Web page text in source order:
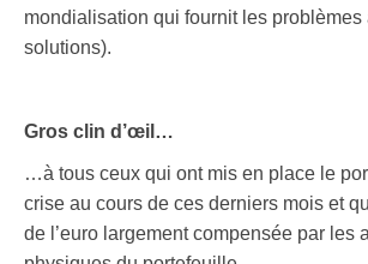
mondialisation qui fournit les problèmes
solutions).
Gros clin d’œil…
…à tous ceux qui ont mis en place le
crise au cours de ces derniers mois et
de l’euro largement compensée par les